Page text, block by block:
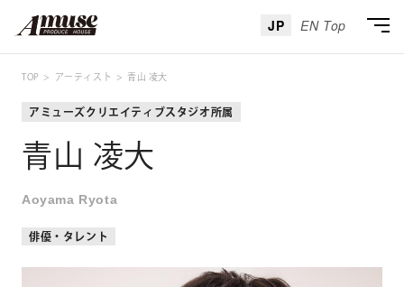
JP EN Top
TOP アーティスト 青山 凌大
アミューズクリエイティブスタジオ所属
青山 凌大
Aoyama Ryota
俳優・タレント